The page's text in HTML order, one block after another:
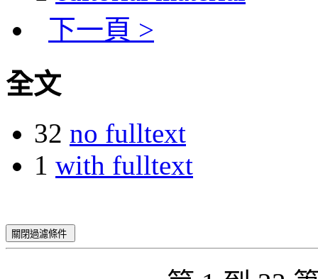
下一頁 >
全文
32 no fulltext
1 with fulltext
關閉過濾條件